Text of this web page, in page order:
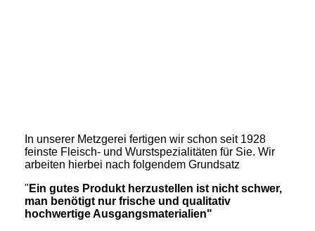
In unserer Metzgerei fertigen wir schon seit 1928
feinste Fleisch- und Wurstspezialitäten für Sie. Wir
arbeiten hierbei nach folgendem Grundsatz
" Ein gutes Produkt herzustellen ist nicht schwer,
man benötigt nur frische und qualitativ
hochwertige Ausgangsmaterialien"